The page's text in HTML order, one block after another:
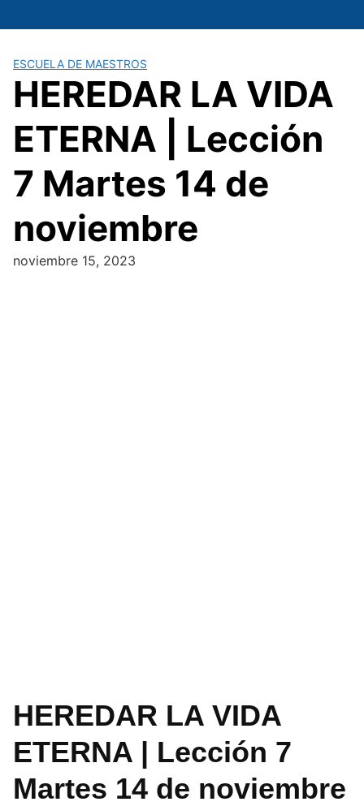
al
ESCUELA DE MAESTROS
HEREDAR LA VIDA
ETERNA | Lección
7 Martes 14 de
noviembre
noviembre 15, 2023
HEREDAR LA VIDA
ETERNA | Lección 7
Martes 14 de noviembre